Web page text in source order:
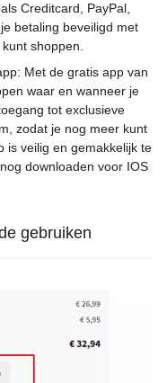
Creditcard, PayPal,
betaling beveiligd met
shoppen.
Met de gratis app van
waar en wanneer je
tot exclusieve
zodat je nog meer kunt
is veilig en gemakkelijk te
downloaden voor IOS
gebruiken